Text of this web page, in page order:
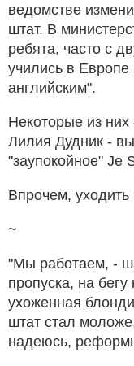
ведомстве
штат. В
ребята, часто с
учились в
английским".
Некоторые из
Лилия Дудник -
"заупокойное" Je
Впрочем,
~
"Мы работаем, -
пропуска, на
ухоженная
штат стал
надеюсь,